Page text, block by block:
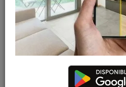
Ligature auto-liante